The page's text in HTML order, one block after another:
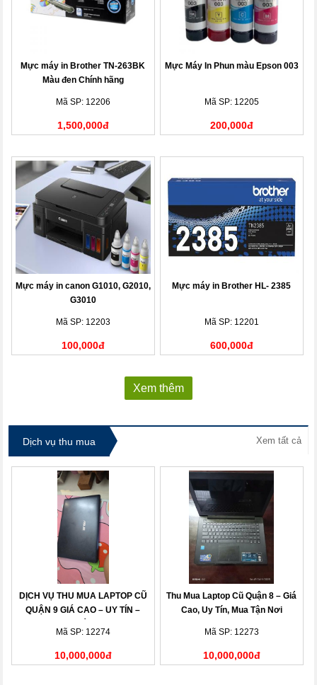
Mực máy in Brother TN-263BK
Màu đen Chính hãng
Mã SP: 12206
1,500,000đ
Mực Máy In Phun màu Epson 003
Mã SP: 12205
200,000đ
Mực máy in canon G1010, G2010,
G3010
Mã SP: 12203
100,000đ
Mực máy in Brother HL- 2385
Mã SP: 12201
600,000đ
Xem thêm
Dịch vụ thu mua Xem tất cả
DỊCH VỤ THU MUA LAPTOP CŨ
QUẬN 9 GIÁ CAO – UY TÍN –
Mã SP: 12274
10,000,000đ
Thu Mua Laptop Cũ Quận 8 – Giá
Cao, Uy Tín, Mua Tận Nơi
Mã SP: 12273
10,000,000đ